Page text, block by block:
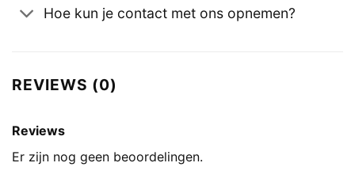
Hoe kun je contact met ons opnemen?
REVIEWS (0)
Reviews
Er zijn nog geen beoordelingen.